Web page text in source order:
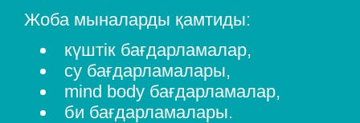
Жоба мыналарды қамтиды:
күштік бағдарламалар,
су бағдарламалары,
mind body бағдарламалар,
би бағдарламалары.